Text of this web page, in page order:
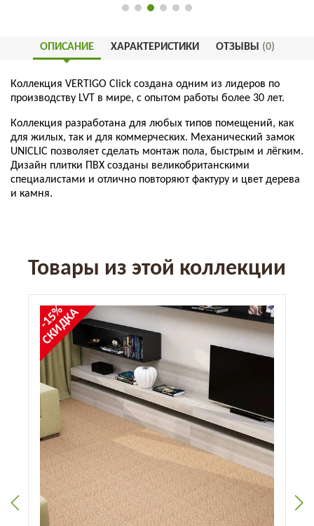
ОПИСАНИЕ ХАРАКТЕРИСТИКИ ОТЗЫВЫ (0)
Коллекция VERTIGO Click создана одним из лидеров по
производству LVT в мире, с опытом работы более 30 лет.
Коллекция разработана для любых типов помещений, как
для жилых, так и для коммерческих. Механический замок
UNICLIC позволяет сделать монтаж пола, быстрым и лёгким.
Дизайн плитки ПВХ созданы великобританскими
специалистами и отлично повторяют фактуру и цвет дерева
и камня.
Товары из этой коллекции
-15%
СКИДКА